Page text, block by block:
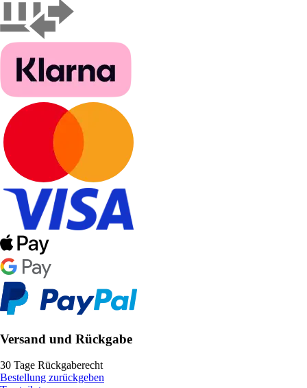
Versand und Rückgabe
30 Tage Rückgaberecht
Bestellung zurückgeben